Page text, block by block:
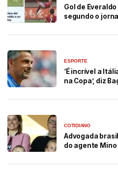
Gol de
segundo o
ESPORTE
‘É incrível a
na Copa’, diz
COTIDIANO
Advogada
do agente Mino